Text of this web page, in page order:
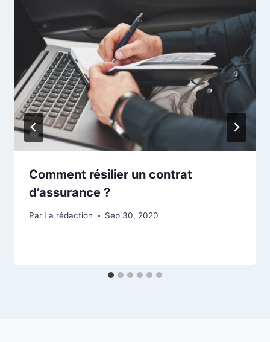
Comment résilier un contrat
d’assurance ?
Par La rédaction Sep 30, 2020